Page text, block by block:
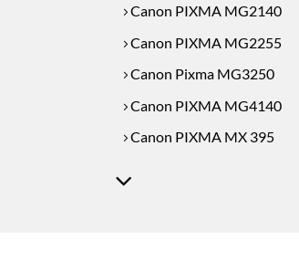
Canon PIXMA MG2140
Canon PIXMA MG2255
Canon Pixma MG3250
Canon PIXMA MG4140
Canon PIXMA MX 395